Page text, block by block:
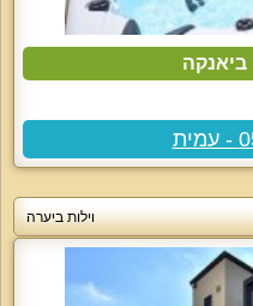
ביאנקה
וילות ביערה